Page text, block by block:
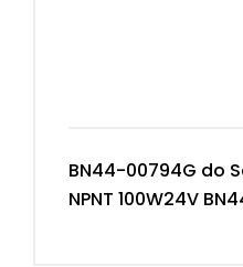
BN44-00794G do
NPNT 100W24V